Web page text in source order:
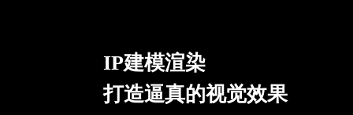
IP建模渲染
打造逼真的视觉效果